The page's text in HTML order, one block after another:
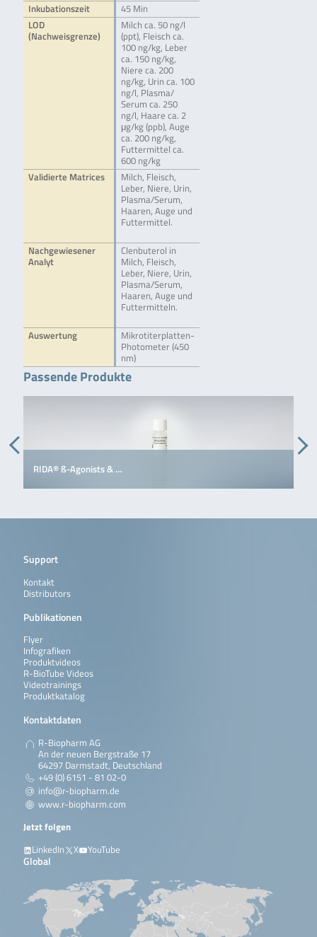
Inkubationszeit
45 Min
LOD
(Nachweisgrenze)
Milch ca. 50 ng/l
(ppt), Fleisch ca.
100 ng/kg, Leber
ca. 150 ng/kg,
Niere ca. 200
ng/kg, Urin ca. 100
ng/l, Plasma/
Serum ca. 250
ng/l, Haare ca. 2
μg/kg (ppb), Auge
ca. 200 ng/kg,
Futtermittel ca.
600 ng/kg
Validierte Matrices
Milch, Fleisch,
Leber, Niere, Urin,
Plasma/Serum,
Haaren, Auge und
Futtermittel.
Nachgewiesener
Analyt
Clenbuterol in
Milch, Fleisch,
Leber, Niere, Urin,
Plasma/Serum,
Haaren, Auge und
Futtermitteln.
Auswertung
Mikrotiterplatten-
Photometer (450
nm)
Passende Produkte
RIDA® ß-Agonists & …
Support
Kontakt
Distributors
Publikationen
Flyer
Infografiken
Produktvideos
R-BioTube Videos
Videotrainings
Produktkatalog
Kontaktdaten
R-Biopharm AG
An der neuen Bergstraße 17
64297 Darmstadt, Deutschland
+49 (0) 6151 - 81 02-0
info@r-biopharm.de
www.r-biopharm.com
Jetzt folgen
LinkedIn
X YouTube
Global